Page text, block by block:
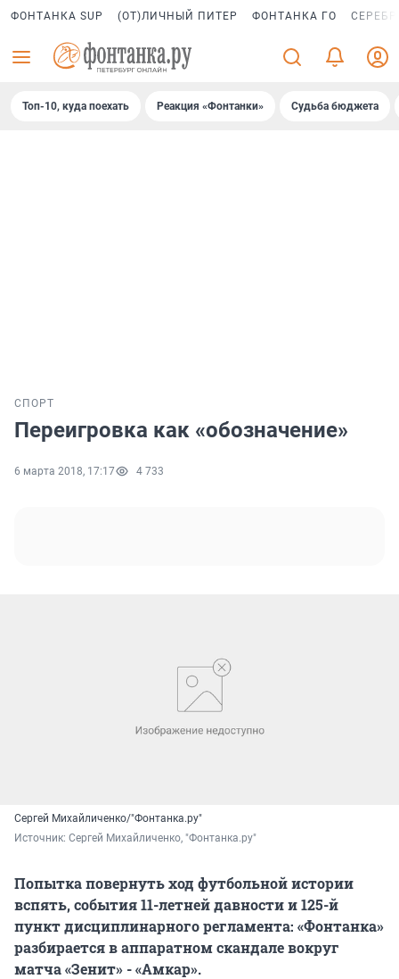
ФОНТАНКА SUP (ОТ)ЛИЧНЫЙ ПИТЕР ФОНТАНКА ГО
Топ-10, куда поехать Реакция «Фонтанки» Судьба бюджета
СПОРТ
Переигровка как «обозначение»
6 марта 2018, 17:17 4 733
Сергей Михайличенко/"Фонтанка.ру"
Источник: Сергей Михайличенко, "Фонтанка.ру"
Попытка повернуть ход футбольной истории
вспять, события 11-летней давности и 125-й
пункт дисциплинарного регламента: «Фонтанка»
разбирается в аппаратном скандале вокруг
матча «Зенит» - «Амкар».